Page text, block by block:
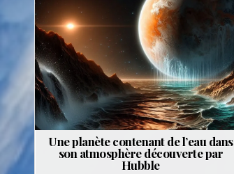
Posted
Une planète contenant de l’eau dans
son atmosphère découverte par
Hubble